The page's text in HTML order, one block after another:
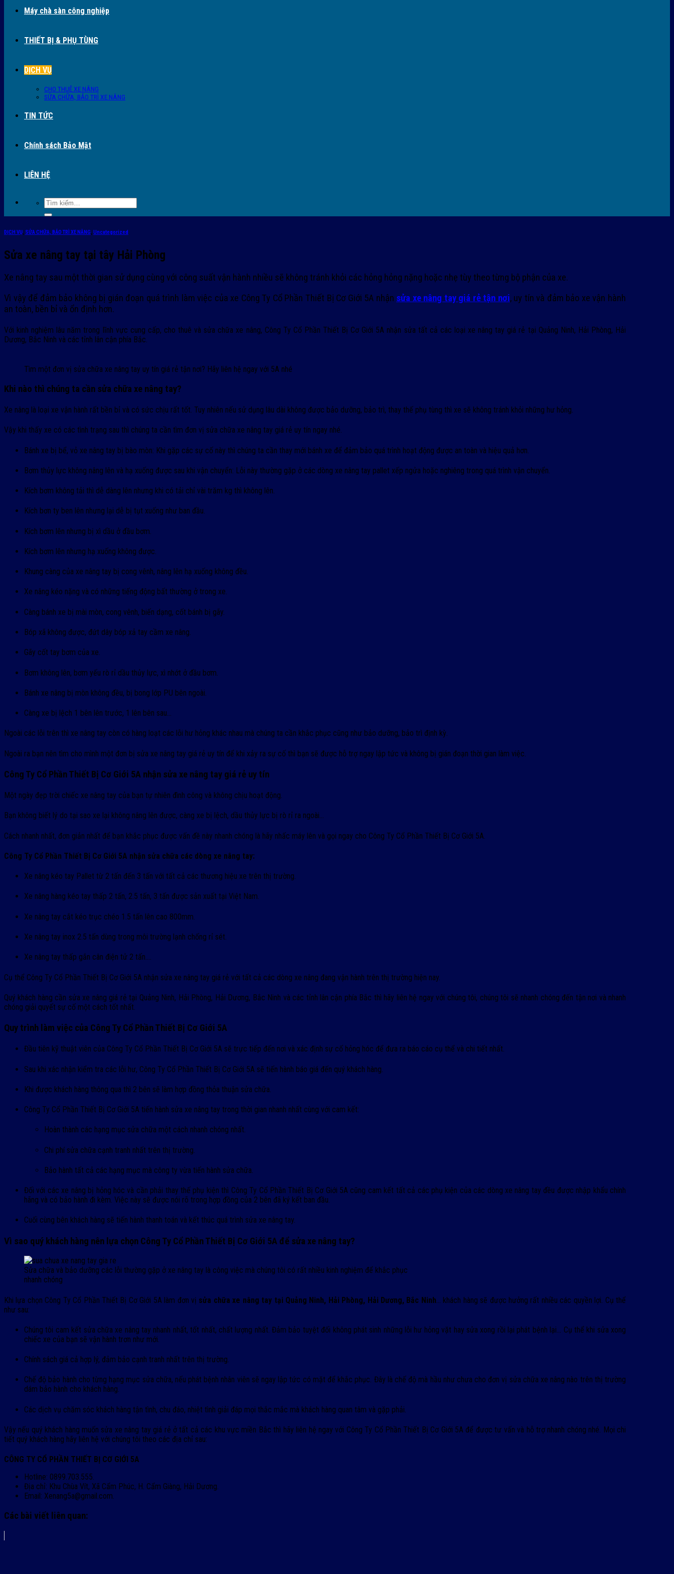
Máy chà sàn công nghiệp
THIẾT BỊ & PHỤ TÙNG
DỊCH VỤ
CHO THUÊ XE NÂNG
SỬA CHỮA, BẢO TRÌ XE NÂNG
TIN TỨC
Chính sách Bảo Mật
LIÊN HỆ
Tìm
kiếm:
DỊCH VỤ, SỬA CHỮA, BẢO TRÌ XE NÂNG, Uncategorized
Sửa xe nâng tay tại tây Hải Phòng
Xe nâng tay sau một thời gian sử dụng cùng với công suất vận hành nhiều sẽ không tránh khỏi các hỏng hỏng nặng hoặc nhẹ tùy theo từng bộ phận của xe.
Vì vậy để đảm bảo không bị gián đoạn quá trình làm việc của xe Công Ty Cổ Phần Thiết Bị Cơ Giới 5A nhận sửa xe nâng tay giá rẻ tận nơi, uy tín và đảm bảo xe vận hành
an toàn, bền bỉ và ổn định hơn.
Với kinh nghiệm lâu năm trong lĩnh vực cung cấp, cho thuê và sửa chữa xe nâng, Công Ty Cổ Phần Thiết Bị Cơ Giới 5A nhận sửa tất cả các loại xe nâng tay giá rẻ tại Quảng Ninh, Hải Phòng, Hải
Dương, Bắc Ninh và các tỉnh lân cận phía Bắc.
Tìm một đơn vị sửa chữa xe nâng tay uy tín giá rẻ tận nơi? Hãy liên hệ ngay với 5A nhé
Khi nào thì chúng ta cần sửa chữa xe nâng tay?
Xe nâng là loại xe vận hành rất bền bỉ và có sức chịu rất tốt. Tuy nhiên nếu sử dụng lâu dài không được bảo dưỡng, bảo trì, thay thế phụ tùng thì xe sẽ không tránh khỏi những hư hỏng.
Vậy khi thấy xe có các tình trạng sau thì chúng ta cần tìm đơn vị sửa chữa xe nâng tay giá rẻ uy tín ngay nhé.
Bánh xe bị bể, vỏ xe nâng tay bị bào mòn: Khi gặp các sự cố này thì chúng ta cần thay mới bánh xe để đảm bảo quá trình hoạt động được an toàn và hiệu quả hơn.
Bơm thủy lực không nâng lên và hạ xuống được sau khi vận chuyển: Lỗi này thường gặp ở các dòng xe nâng tay pallet xếp ngửa hoặc nghiêng trong quá trình vận chuyển.
Kích bơm không tải thì dễ dàng lên nhưng khi có tải chỉ vài trăm kg thì không lên.
Kích bơn ty ben lên nhưng lại dễ bị tụt xuống như ban đầu.
Kích bơm lên nhưng bị xì dầu ở đầu bơm.
Kích bơm lên nhưng hạ xuống không được.
Khung càng của xe nâng tay bị cong vênh, nâng lên hạ xuống không đều.
Xe nâng kéo nặng và có những tiếng động bất thường ở trong xe.
Càng bánh xe bị mài mòn, cong vênh, biến dạng, cốt bánh bị gãy.
Bóp xã không được, đứt dây bóp xả tay cầm xe nâng.
Gãy cốt tay bơm của xe.
Bơm không lên, bơm yếu rò rỉ dầu thủy lực, xì nhớt ở đầu bơm.
Bánh xe nâng bị mòn không đều, bị bong lớp PU bên ngoài.
Càng xe bị lệch 1 bên lên trước, 1 lên bên sau…
Ngoài các lỗi trên thì xe nâng tay còn có hàng loạt các lỗi hư hỏng khác nhau mà chúng ta cần khắc phục cũng như bảo dưỡng, bảo trì định kỳ.
Ngoài ra bạn nên tìm cho mình một đơn bị sửa xe nâng tay giá rẻ uy tín để khi xảy ra sự cố thì bạn sẽ được hỗ trợ ngay lập tức và không bị gián đoạn thời gian làm việc.
Công Ty Cổ Phần Thiết Bị Cơ Giới 5A nhận sửa xe nâng tay giá rẻ uy tín
Một ngày đẹp trời chiếc xe nâng tay của bạn tự nhiên đình công và không chịu hoạt động.
Bạn không biết lý do tại sao xe lại không nâng lên được, càng xe bị lệch, dầu thủy lực bị rò rỉ ra ngoài…
Cách nhanh nhất, đơn giản nhất để bạn khắc phục được vấn đề này nhanh chóng là hãy nhấc máy lên và gọi ngay cho Công Ty Cổ Phần Thiết Bị Cơ Giới 5A.
Công Ty Cổ Phần Thiết Bị Cơ Giới 5A nhận sửa chữa các dòng xe nâng tay:
Xe nâng kéo tay Pallet từ 2 tấn đến 3 tấn với tất cả các thương hiệu xe trên thị trường.
Xe nâng hàng kéo tay thấp 2 tấn, 2.5 tấn, 3 tấn được sản xuất tại Việt Nam.
Xe nâng tay cắt kéo trục chéo 1.5 tấn lên cao 800mm.
Xe nâng tay inox 2.5 tấn dùng trong môi trường lạnh chống rỉ sét.
Xe nâng tay thấp gắn cân điện tử 2 tấn….
Cụ thể Công Ty Cổ Phần Thiết Bị Cơ Giới 5A nhận sửa xe nâng tay giá rẻ với tất cả các dòng xe nâng đang vận hành trên thị trường hiện nay.
Quý khách hàng cần sửa xe nâng giá rẻ tại Quảng Ninh, Hải Phòng, Hải Dương, Bắc Ninh và các tỉnh lân cận phía Bắc thì hãy liên hệ ngay với chúng tôi, chúng tôi sẽ nhanh chóng đến tận nơi và nhanh
chóng giải quyết sự cố một cách tốt nhất.
Quy trình làm việc của Công Ty Cổ Phần Thiết Bị Cơ Giới 5A
Đầu tiên kỹ thuật viên của Công Ty Cổ Phần Thiết Bị Cơ Giới 5A sẽ trực tiếp đến nơi và xác định sự cố hỏng hóc để đưa ra báo cáo cụ thể và chi tiết nhất.
Sau khi xác nhận kiểm tra các lỗi hư, Công Ty Cổ Phần Thiết Bị Cơ Giới 5A sẽ tiến hành báo giá đến quý khách hàng.
Khi được khách hàng thông qua thì 2 bên sẽ làm hợp đồng thỏa thuận sửa chữa.
Công Ty Cổ Phần Thiết Bị Cơ Giới 5A tiến hành sửa xe nâng tay trong thời gian nhanh nhất cùng với cam kết:
Hoàn thành các hạng mục sửa chữa một cách nhanh chóng nhất.
Chi phí sửa chữa cạnh tranh nhất trên thị trường.
Bảo hành tất cả các hạng mục mà công ty vừa tiến hành sửa chữa.
Đối với các xe nâng bị hỏng hóc và cần phải thay thế phụ kiện thì Công Ty Cổ Phần Thiết Bị Cơ Giới 5A cũng cam kết tất cả các phụ kiện của các dòng xe nâng tay đều được nhập khẩu chính
hãng và có bảo hành đi kèm. Việc này sẽ được nói rõ trong hợp đồng của 2 bên đã ký kết ban đầu.
Cuối cùng bên khách hàng sẽ tiến hành thanh toán và kết thúc quá trình sửa xe nâng tay.
Vì sao quý khách hàng nên lựa chọn Công Ty Cổ Phần Thiết Bị Cơ Giới 5A để sửa xe nâng tay?
Sửa chữa và bảo dưỡng các lỗi thường gặp ở xe nâng tay là công việc mà chúng tôi có rất nhiều kinh nghiệm để khắc phục
nhanh chóng
Khi lựa chọn Công Ty Cổ Phần Thiết Bị Cơ Giới 5A làm đơn vị sửa chữa xe nâng tay tại Quảng Ninh, Hải Phòng, Hải Dương, Bắc Ninh … khách hàng sẽ được hưởng rất nhiều các quyền lợi. Cụ thể
như sau:
Chúng tôi cam kết sửa chữa xe nâng tay nhanh nhất, tốt nhất, chất lượng nhất. Đảm bảo tuyệt đối không phát sinh những lỗi hư hỏng vặt hay sửa xong rồi lại phát bệnh lại… Cụ thể khi sửa xong
chiếc xe của bạn sẽ vận hành trơn như mới.
Chính sách giá cả hợp lý, đảm bảo cạnh tranh nhất trên thị trường.
Chế độ bảo hành cho từng hạng mục sửa chữa, nếu phát bệnh nhân viên sẽ ngay lập tức có mặt để khắc phục. Đây là chế độ mà hầu như chưa cho đơn vị sửa chữa xe nâng nào trên thị trường
dám bảo hành cho khách hàng.
Các dịch vụ chăm sóc khách hàng tận tình, chu đáo, nhiệt tình giải đáp mọi thắc mắc mà khách hàng quan tâm và gặp phải.
Vậy nếu quý khách hàng muốn sửa xe nâng tay giá rẻ ở tất cả các khu vực miền Bắc thì hãy liên hệ ngay với Công Ty Cổ Phần Thiết Bị Cơ Giới 5A để được tư vấn và hỗ trợ nhanh chóng nhé. Mọi chi
tiết quý khách hàng hãy liên hệ với chúng tôi theo các địa chỉ sau:
CÔNG TY CỔ PHẦN THIẾT BỊ CƠ GIỚI 5A
Hotline: 0899.703.555.
Địa chỉ: Khu Chùa Vít, Xã Cẩm Phúc, H. Cẩm Giàng, Hải Dương.
Email: Xenang5a@gmail.com.
Các bài viết liên quan: